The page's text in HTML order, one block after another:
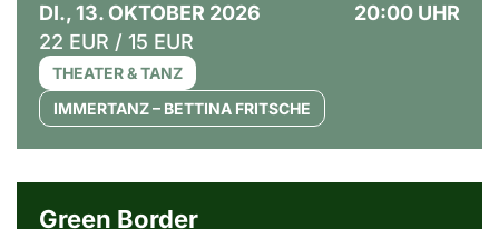
DI., 13. OKTOBER 2026
20:00 UHR
22 EUR / 15 EUR
THEATER & TANZ
IMMERTANZ – BETTINA FRITSCHE
Green Border